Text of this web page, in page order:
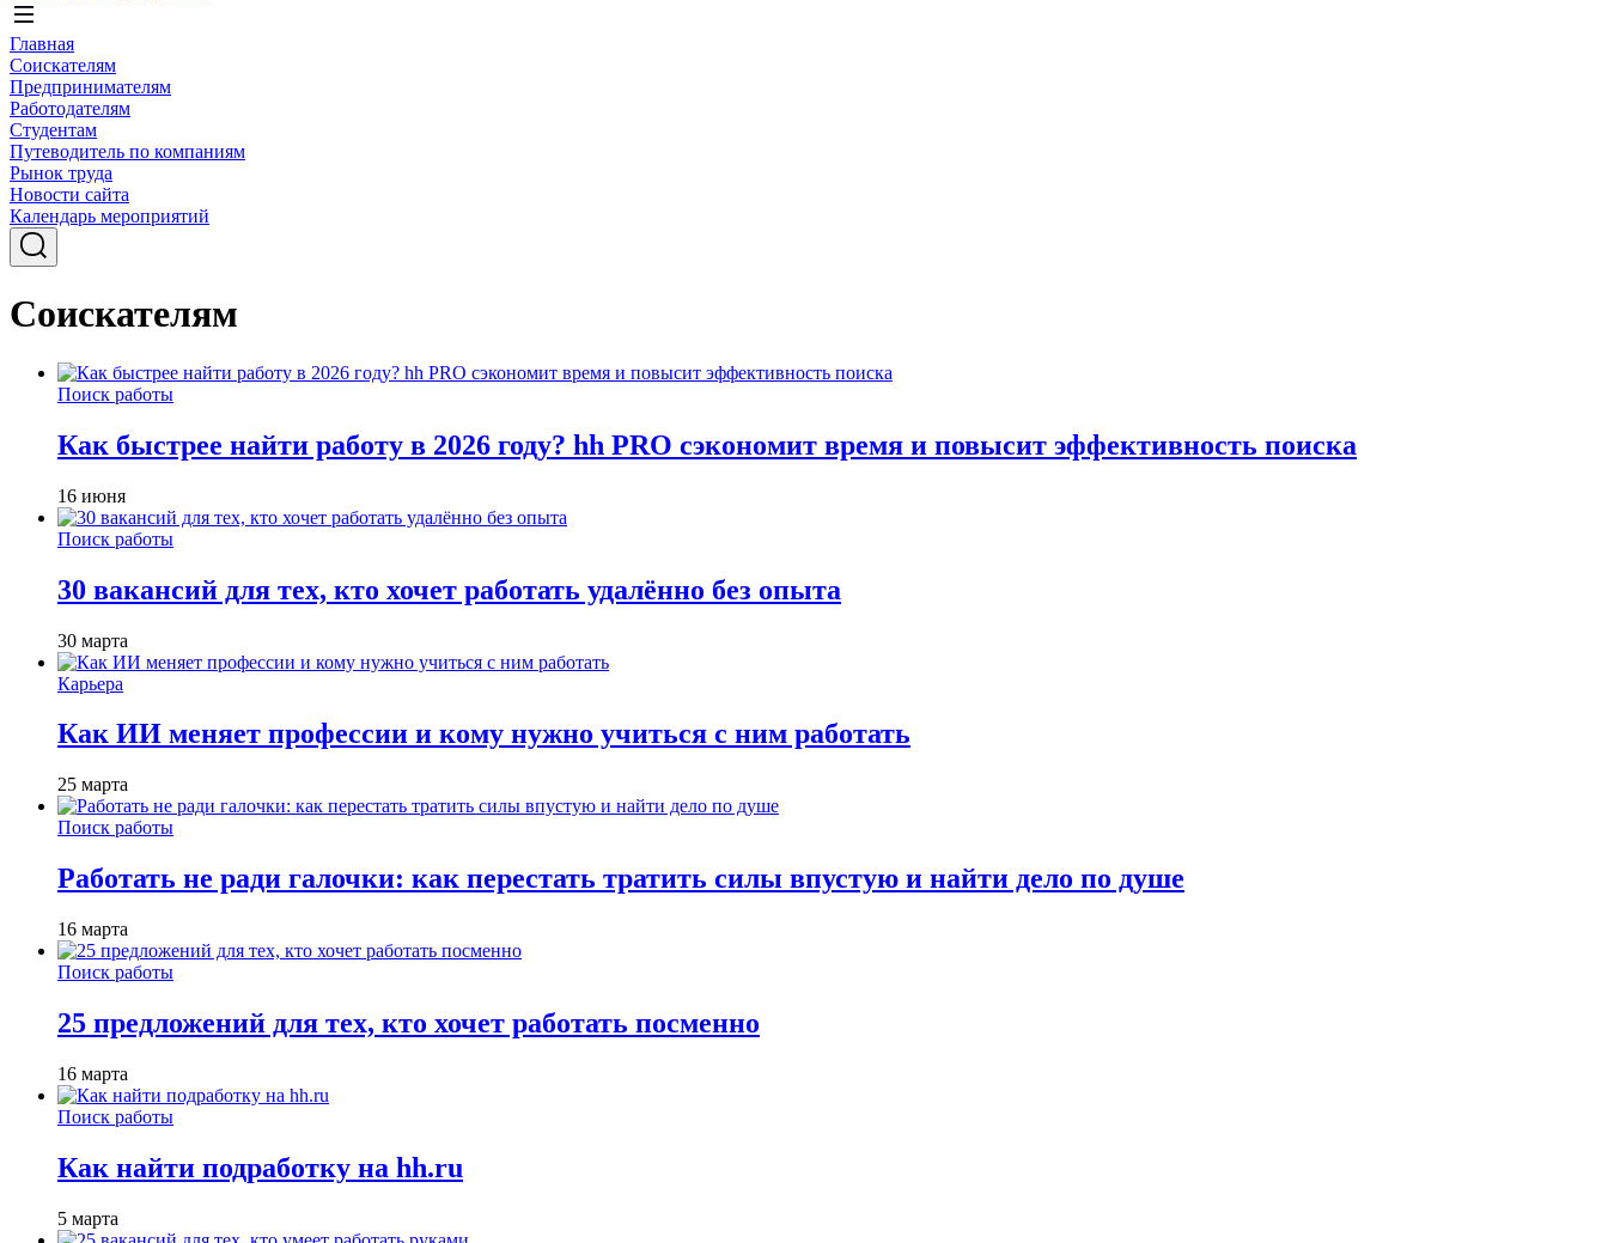
Главная
Соискателям
Предпринимателям
Работодателям
Студентам
Путеводитель по компаниям
Рынок труда
Новости сайта
Календарь мероприятий
Соискателям
Поиск работы
Как быстрее найти работу в 2026 году? hh PRO сэкономит время и повысит эффективность поиска
16 июня
Поиск работы
30 вакансий для тех, кто хочет работать удалённо без опыта
30 марта
Карьера
Как ИИ меняет профессии и кому нужно учиться с ним работать
25 марта
Поиск работы
Работать не ради галочки: как перестать тратить силы впустую и найти дело по душе
16 марта
Поиск работы
25 предложений для тех, кто хочет работать посменно
16 марта
Поиск работы
Как найти подработку на hh.ru
5 марта